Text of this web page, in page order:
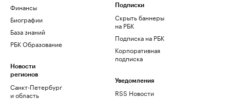
Финансы
Биографии
База знаний
РБК Образование
Новости
регионов
Санкт-Петербург
и область
Подписки
Скрыть баннеры
на РБК
Подписка на РБК
Корпоративная
подписка
Уведомления
RSS Новости